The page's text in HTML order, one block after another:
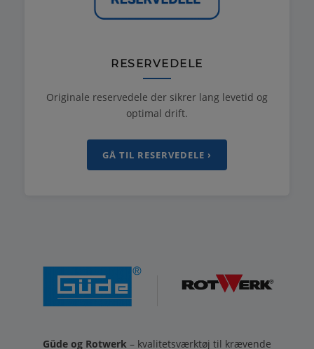
RESERVEDELE
Originale reservedele der sikrer lang levetid og
optimal drift.
GÅ TIL RESERVEDELE ›
Güde og Rotwerk – kvalitetsværktøj til krævende